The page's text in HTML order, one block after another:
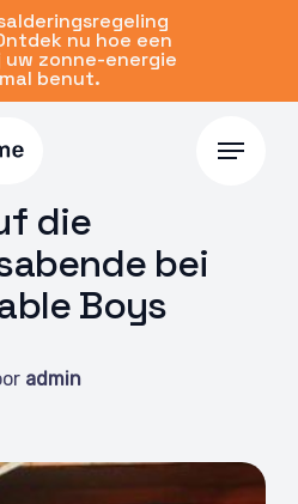
nu hoe een
zonne-energie
benut.
Menu
die
bei
Boys
admin